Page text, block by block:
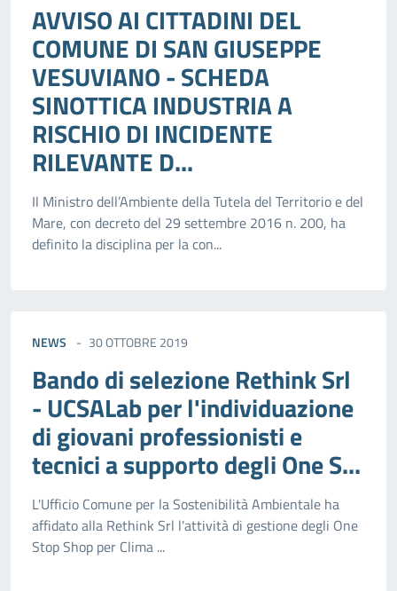
AVVISO AI CITTADINI DEL
COMUNE DI SAN GIUSEPPE
VESUVIANO - SCHEDA
SINOTTICA INDUSTRIA A
RISCHIO DI INCIDENTE
RILEVANTE D...
Il Ministro dell’Ambiente della Tutela del Territorio e del
Mare, con decreto del 29 settembre 2016 n. 200, ha
definito la disciplina per la con...
NEWS 30 OTTOBRE 2019
Bando di selezione Rethink Srl
- UCSALab per l'individuazione
di giovani professionisti e
tecnici a supporto degli One S...
L'Ufficio Comune per la Sostenibilità Ambientale ha
affidato alla Rethink Srl l'attività di gestione degli One
Stop Shop per Clima ...